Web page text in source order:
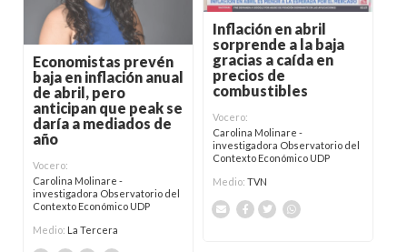
Inflación en abril
sorprende a la baja
gracias a caída en
precios de
combustibles
Vocero:
Carolina Molinare -
investigadora Observatorio del
Contexto Económico UDP
Medio:TVN
Economistas prevén
baja en inflación anual
de abril, pero
anticipan que peak se
daría a mediados de
año
Vocero:
Carolina Molinare -
investigadora Observatorio del
Contexto Económico UDP
Medio: La Tercera